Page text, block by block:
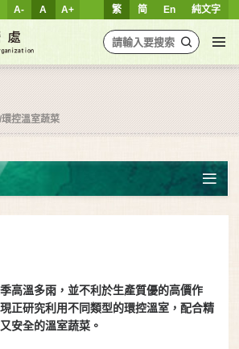
繁 简 En 純文字
A- A A+
環控溫室蔬菜
高溫多雨，並不利於生產質優的高價作
正研究利用不同類型的環控溫室，配合精
安全的溫室蔬菜。